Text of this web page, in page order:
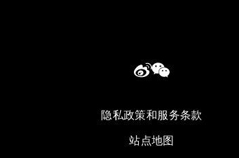
隐私政策和服务条款
站点地图